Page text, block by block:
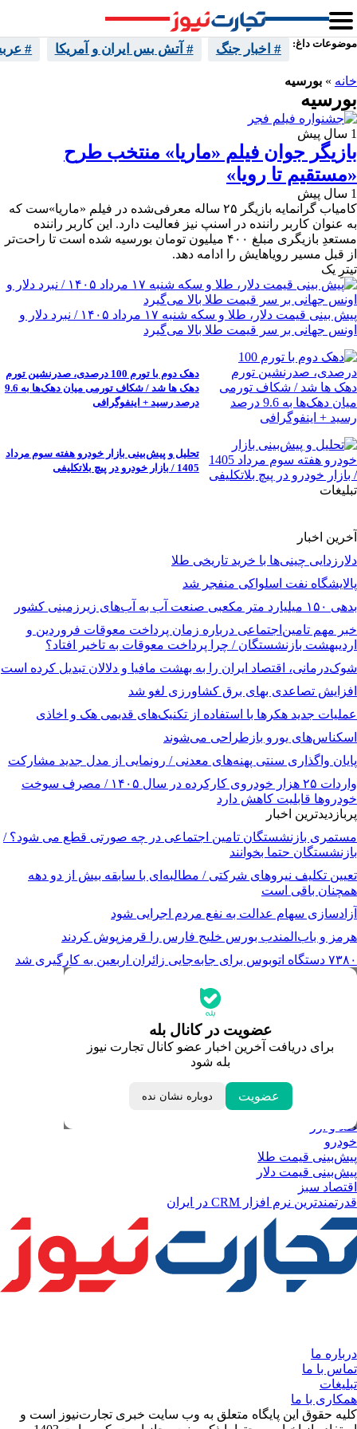
موضوعات داغ: # اخبار جنگ # آتش بس ایران و آمریکا #
خانه » بورسیه
بورسیه
1 سال پیش
بازیگر جوان فیلم «ماریا» منتخب طرح
«مستقیم تا رویا»
1 سال پیش
کامیاب گرانمایه بازیگر ۲۵ ساله معرفی‌شده در فیلم «ماریا»ست که
به عنوان کاربر راننده در اسنپ نیز فعالیت دارد. این کاربر راننده
مستعدِ بازیگری مبلغ ۴۰۰ میلیون تومان بورسیه شده است تا راحت‌تر
از قبل مسیر رویاهایش را ادامه دهد.
تیترِ یک
پیش ‌بینی قیمت دلار، طلا و سکه شنبه ۱۷ مرداد ۱۴۰۵ / نبرد دلار و
اونس جهانی بر سر قیمت طلا بالا می‌گیرد
دهک دوم با تورم 100 درصدی، صدرنشین تورم
دهک ها شد / شکاف تورمی میان دهک‌ها به 9.6
درصد رسید + اینفوگرافی
تحلیل و پیش‌بینی بازار خودرو هفته سوم مرداد
1405 / بازار خودرو در پیچ بلاتکلیفی
تبلیغات
آخرین اخبار
دلارزدایی چینی‌ها با خرید تاریخی طلا
پالایشگاه نفت اسلواکی منفجر شد
بدهی ۱۵۰ میلیارد متر مکعبی صنعت آب به آب‌های زیرزمینی کشور
خبر مهم تامین‌اجتماعی درباره زمان پرداخت معوقات فروردین و
اردیبهشت بازنشستگان / چرا پرداخت معوقات به تاخیر افتاد؟
شوک‌درمانی، اقتصاد ایران را به بهشت مافیا و دلالان تبدیل کرده است
افزایش تصاعدی بهای برق کشاورزی لغو شد
عملیات جدید هکرها با استفاده از تکنیک‌های قدیمی هک و اخاذی
اسکناس‌های یورو بازطراحی می‌شوند
پایان واگذاری‌ سنتی پهنه‌های معدنی / رونمایی از مدل جدید مشارکت
واردات ۲۵ هزار خودروی کارکرده در سال ۱۴۰۵ / مصرف سوخت
خودرو‌ها قابلیت کاهش دارد
پربازدیدترین اخبار
مستمری بازنشستگان تامین اجتماعی در چه صورتی قطع می شود؟ /
بازنشستگان حتما بخوانند
تعیین تکلیف نیروهای شرکتی / مطالبه‌ای با سابقه بیش از دو دهه
همچنان باقی است
آزادسازی سهام عدالت به نفع مردم اجرایی شود
هرمز و باب‌المندب بورس خلیج فارس را قرمزپوش کردند
۷۳۸۰ دستگاه اتوبوس برای جابه‌جایی زائران اربعین به‌ کارگیری شد
عضویت در کانال بله
برای دریافت آخرین اخبار عضو کانال تجارت نیوز
بله شود
عضویت دوباره نشان نده
جدیدترین قیمت‌ها
قیمت درهم امارات
لحظه تحویل سال
داغ‌ترین‌های اقتصادی
طلا و ارز
خودرو
پیش‌بینی قیمت طلا
پیش‌بینی قیمت دلار
اقتصاد سبز
قدرتمندترین نرم‌ افزار CRM در ایران
درباره ما
تماس با ما
تبلیغات
همکاری با ما
کلیه حقوق این پایگاه متعلق به وب سایت خبری تجارت‌نیوز است و